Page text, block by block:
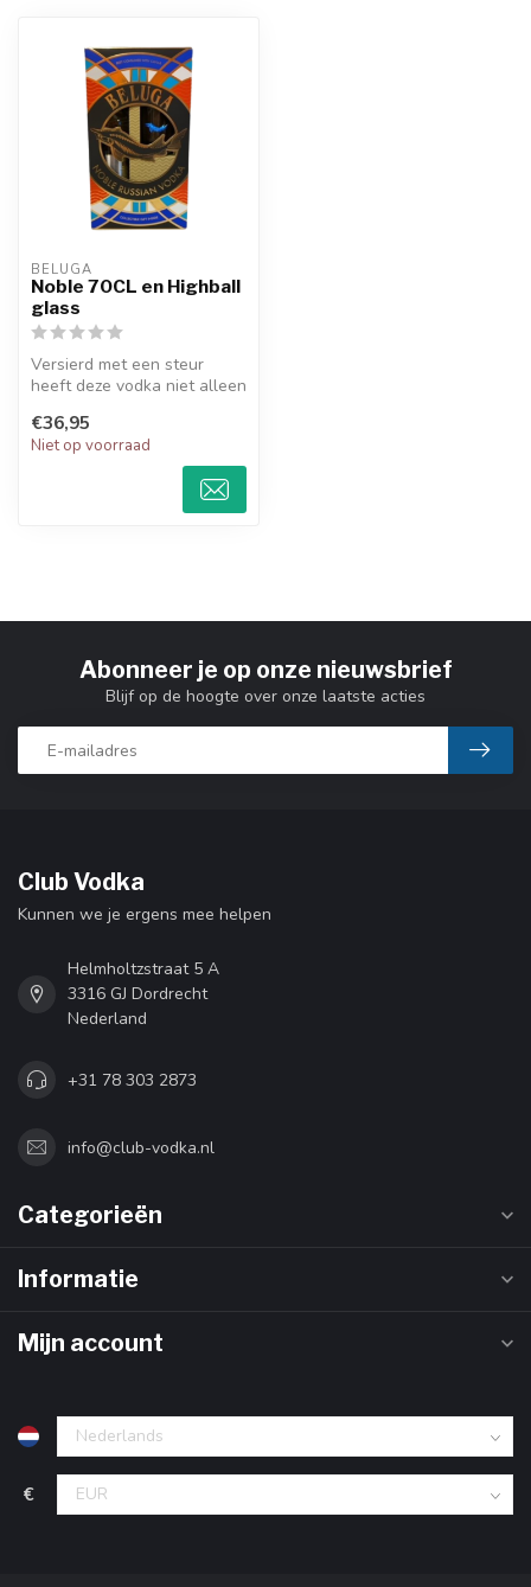
BELUGA
Noble 70CL en Highball
glass
Versierd met een steur
heeft deze vodka niet alleen
ook ...
€36,95
Niet op voorraad
Abonneer je op onze nieuwsbrief
Blijf op de hoogte over onze laatste acties
Club Vodka
Kunnen we je ergens mee helpen
Helmholtzstraat 5 A
3316 GJ Dordrecht
Nederland
+31 78 303 2873
info@club-vodka.nl
Categorieën
Informatie
Mijn account
€